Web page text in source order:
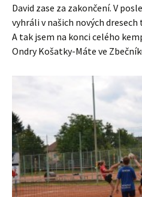
David zase za zakončení. V
vyhráli v našich nových dresech
A tak jsem na konci celého
Ondry Košatky-Máte ve